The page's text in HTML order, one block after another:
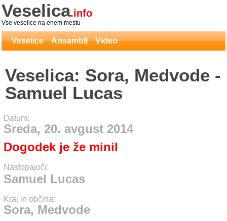
Veselica.info
Vse veselice na enem mestu
Veselice Ansambli Video
Veselica: Sora, Medvode -
Samuel Lucas
Datum:
Sreda, 20. avgust 2014
Dogodek je že minil
Nastopajoči:
Samuel Lucas
Kraj in občina:
Sora, Medvode